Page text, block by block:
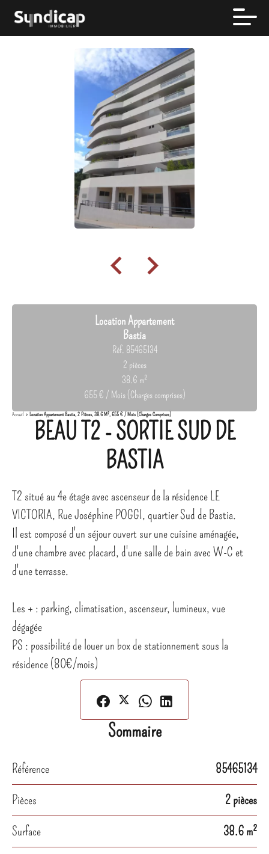
Location Appartement
Bastia
Réf. 85465134
2 pièces
38.6 m²
655 € / Mois (Charges comprises)
Accueil Location Appartement Bastia, 2 Pièces, 38.6 M², 655 € / Mois (Charges Comprises)
BEAU T2 - SORTIE SUD DE
BASTIA
T2 situé au 4e étage avec ascenseur de la résidence LE
VICTORIA, Rue Joséphine POGGI, quartier Sud de Bastia.
Il est composé d'un séjour ouvert sur une cuisine aménagée,
d'une chambre avec placard, d'une salle de bain avec W-C et
d'une terrasse.
Les + : parking, climatisation, ascenseur, lumineux, vue
dégagée
PS : possibilité de louer un box de stationnement sous la
résidence (80€/mois)
Sommaire
Référence
85465134
Pièces
2 pièces
Surface
38.6 m²